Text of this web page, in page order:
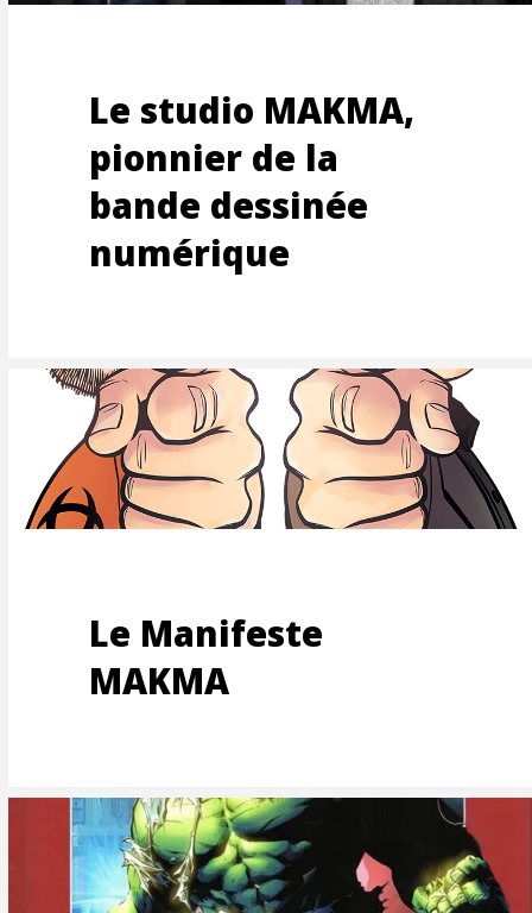
Le studio MAKMA,
pionnier de la
bande dessinée
numérique
Le Manifeste
MAKMA